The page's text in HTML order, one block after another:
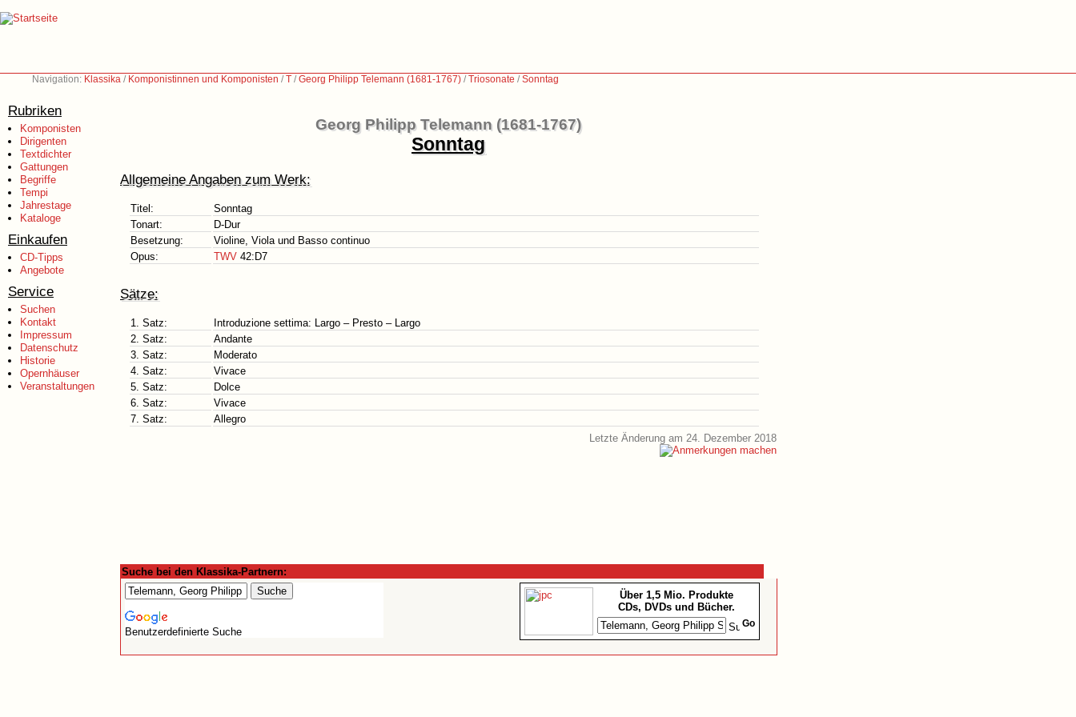
Navigation: Klassika / Komponistinnen und Komponisten /T /Georg Philipp Telemann (1681-1767) /Triosonate /Sonntag
Rubriken
Komponisten
Dirigenten
Textdichter
Gattungen
Begriffe
Tempi
Jahrestage
Kataloge
Einkaufen
CD-Tipps
Angebote
Service
Suchen
Kontakt
Impressum
Datenschutz
Historie
Opernhäuser
Veranstaltungen
Georg Philipp Telemann (1681-1767)
Sonntag
Allgemeine Angaben zum Werk:
Titel:
Sonntag
Tonart:
D-Dur
Besetzung:
Violine, Viola und Basso continuo
Opus:
TWV 42:D7
Sätze:
1. Satz:
Introduzione settima: Largo – Presto – Largo
2. Satz:
Andante
3. Satz:
Moderato
4. Satz:
Vivace
5. Satz:
Dolce
6. Satz:
Vivace
7. Satz:
Allegro
Letzte Änderung am 24. Dezember 2018
Suche bei den Klassika-Partnern:
Benutzerdefinierte Suche
Über 1,5 Mio. Produkte
CDs, DVDs und Bücher.
Go